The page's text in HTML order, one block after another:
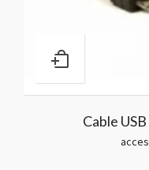
Cable